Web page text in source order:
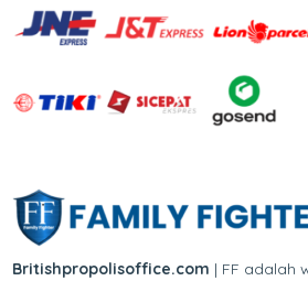
Britishpropolisoffice.com | FF adalah